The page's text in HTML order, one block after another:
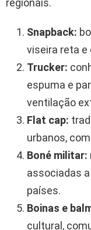
regionais.
Snapback:
viseira reta
Trucker:
espuma e
ventilação
Flat cap:
urbanos,
Boné militar:
associadas
países.
Boinas e
cultural,